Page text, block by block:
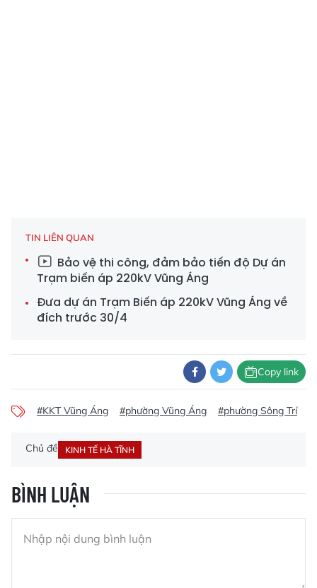
TIN LIÊN QUAN
Bảo vệ thi công, đảm bảo tiến độ Dự án
Trạm biến áp 220kV Vũng Áng
Đưa dự án Trạm Biến áp 220kV Vũng Áng về
đích trước 30/4
Copy link
#KKT Vũng Áng #phường Vũng Áng #phường Sông Trí
Chủ đề KINH TẾ HÀ TĨNH
BÌNH LUẬN